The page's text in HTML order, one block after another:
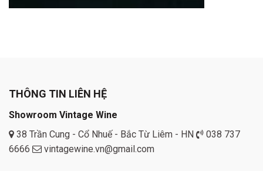
THÔNG TIN LIÊN HỆ
Showroom Vintage Wine
38 Trần Cung - Cổ Nhuế - Bắc Từ Liêm - HN
038 737
6666
vintagewine.vn@gmail.com